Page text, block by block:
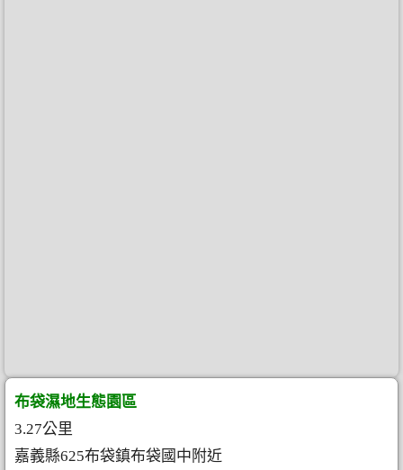
布袋濕地生態園區
3.27公里
嘉義縣625布袋鎮布袋國中附近